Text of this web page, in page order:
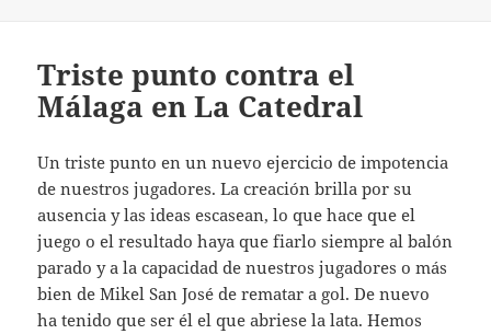
Triste punto contra el
Málaga en La Catedral
Un triste punto en un nuevo ejercicio de impotencia
de nuestros jugadores. La creación brilla por su
ausencia y las ideas escasean, lo que hace que el
juego o el resultado haya que fiarlo siempre al balón
parado y a la capacidad de nuestros jugadores o más
bien de Mikel San José de rematar a gol. De nuevo
ha tenido que ser él el que abriese la lata. Hemos